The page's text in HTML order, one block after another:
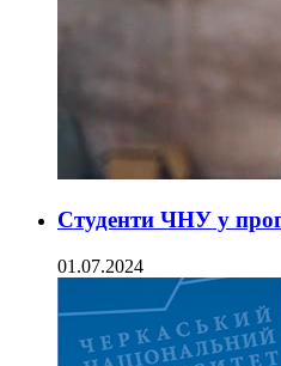
Студенти ЧНУ у
01.07.2024